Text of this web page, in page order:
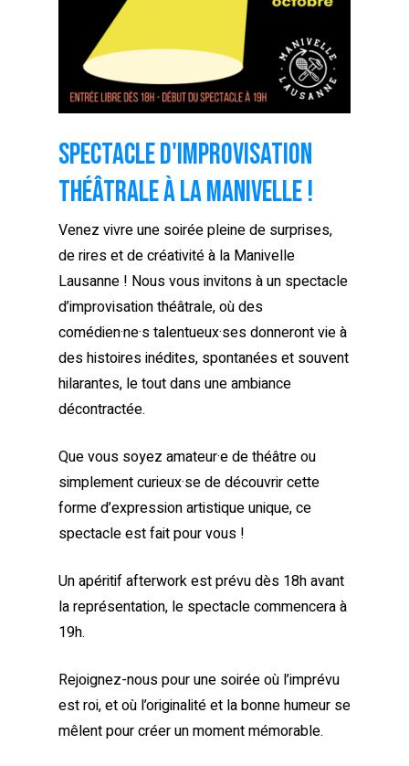
Spectacle d'improvisation
théâtrale à la Manivelle !
Venez vivre une soirée pleine de surprises,
de rires et de créativité à la Manivelle
Lausanne ! Nous vous invitons à un spectacle
d’improvisation théâtrale, où des
comédien·ne·s talentueux·ses donneront vie à
des histoires inédites, spontanées et souvent
hilarantes, le tout dans une ambiance
décontractée.
Que vous soyez amateur·e de théâtre ou
simplement curieux·se de découvrir cette
forme d’expression artistique unique, ce
spectacle est fait pour vous !
Un apéritif afterwork est prévu dès 18h avant
la représentation, le spectacle commencera à
19h.
Rejoignez-nous pour une soirée où l’imprévu
est roi, et où l’originalité et la bonne humeur se
mêlent pour créer un moment mémorable.